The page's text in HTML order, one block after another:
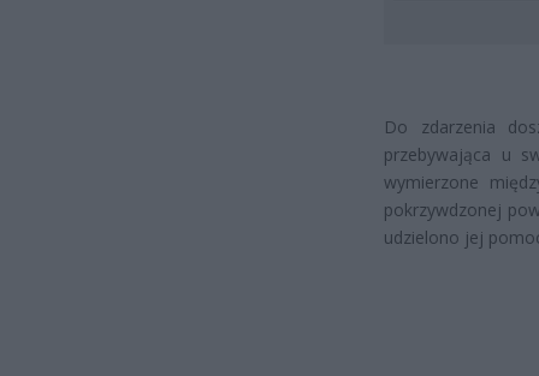
Do zdarzenia
przebywająca u
wymierzone
pokrzywdzonej
udzielono jej